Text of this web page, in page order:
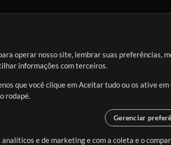
recursos
operar nosso site, lembrar suas preferências,
informações com terceiros.
que você clique em Aceitar tudo ou os ative
rodapé.
Gerenciar
e de marketing e com a coleta e o